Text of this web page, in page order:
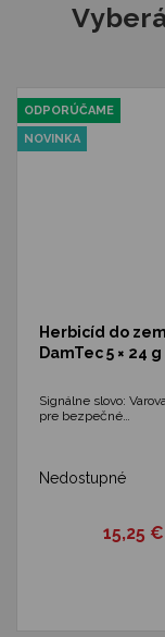
ODPORÚČAME
NOVINKA
Herbicíd do
DamTec 5 × 24 g
Signálne slovo:
pre bezpečné…
Nedostupné
15,25 €